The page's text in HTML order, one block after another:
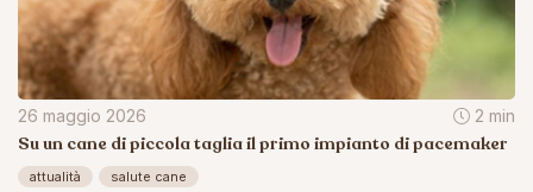
26 maggio 2026 2 min
Su un cane di piccola taglia il primo impianto di pacemaker
attualità salute cane